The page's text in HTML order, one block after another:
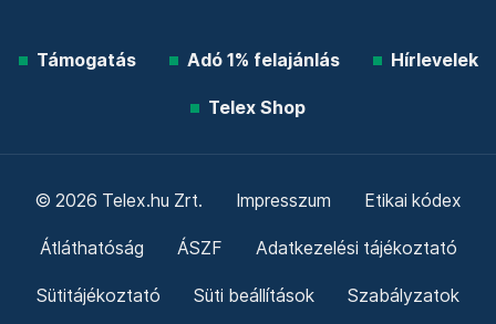
Támogatás Adó 1% felajánlás Hírlevelek
Telex Shop
© 2026 Telex.hu Zrt. Impresszum Etikai kódex
Átláthatóság ÁSZF Adatkezelési tájékoztató
Sütitájékoztató Süti beállítások Szabályzatok